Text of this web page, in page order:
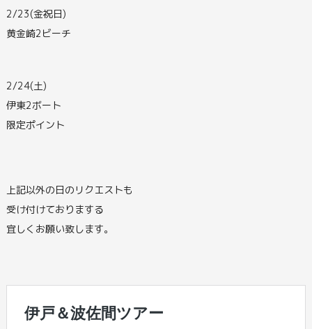
2/23(金祝日)
黄金崎2ビーチ
2/24(土)
伊東2ボート
限定ポイント
上記以外の日のリクエストも
受け付けておりまする
宜しくお願い致します。